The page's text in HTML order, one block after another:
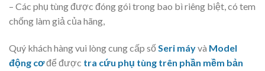
– Các phụ tùng được đóng gói trong bao bì riêng biệt, có tem
chống làm giả của hãng,
Quý khách hàng vui lòng cung cấp sốSeri máyvà Model
động cơđể được tra cứu phụ tùng trên phần mềm bản